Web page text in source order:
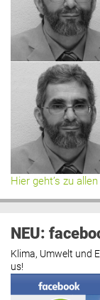
Hier geht’s zu
NEU:
Klima, Umwelt und
us!